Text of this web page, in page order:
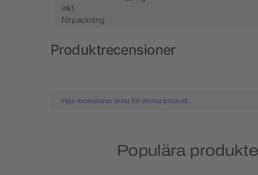
inkl.
förpackning
Produktrecensioner
Inga recensioner ännu för denna produkt.
Populära